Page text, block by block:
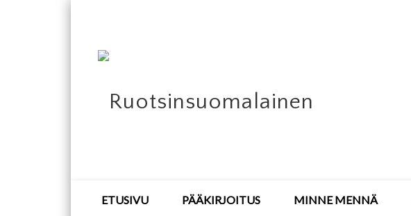
ETUSIVU PÄÄKIRJOITUS MINNE MENNÄ